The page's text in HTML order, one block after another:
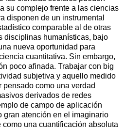
su complejo frente a las ciencias
disponen de un instrumental
comparable al de otras
disciplinas humanísticas, bajo
nueva oportunidad para
cuantitativa. Sin embargo,
poco afinada. Trabajar con big
subjetiva y aquello medido
como una verdad
derivados de redes
de campo de aplicación
gran atención en el imaginario
una cuantificación absoluta